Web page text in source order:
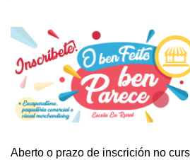
DE
INSCRICIÓN
NO
CURSO
PREPARATORIO
PARA
O
EN
Aberto o prazo de inscrición no